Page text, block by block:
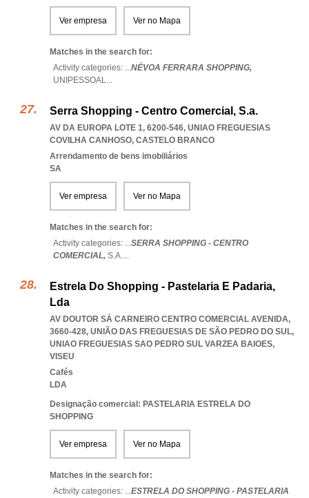
Ver empresa Ver no Mapa
Matches in the search for:
Activity categories: ...NÉVOA FERRARA SHOPPING,
UNIPESSOAL...
Serra Shopping - Centro Comercial, S.a.
AV DA EUROPA LOTE 1, 6200-546, UNIAO FREGUESIAS
COVILHA CANHOSO, CASTELO BRANCO
Arrendamento de bens imobiliários
SA
Ver empresa Ver no Mapa
Matches in the search for:
Activity categories: ...SERRA SHOPPING - CENTRO
COMERCIAL, S.A....
Estrela Do Shopping - Pastelaria E Padaria,
Lda
AV DOUTOR SÁ CARNEIRO CENTRO COMERCIAL AVENIDA,
3660-428, UNIÃO DAS FREGUESIAS DE SÃO PEDRO DO SUL,
UNIAO FREGUESIAS SAO PEDRO SUL VARZEA BAIOES,
VISEU
Cafés
LDA
Designação comercial: PASTELARIA ESTRELA DO
SHOPPING
Ver empresa Ver no Mapa
Matches in the search for:
Activity categories: ...ESTRELA DO SHOPPING - PASTELARIA